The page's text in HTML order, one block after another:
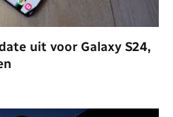
uit voor Galaxy S24,